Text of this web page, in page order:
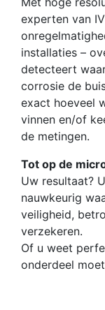
experten van
installaties –
detecteert
corrosie de
exact hoeveel
vinnen en/of
de metingen.
Tot op de
Uw resultaat?
nauwkeurig
veiligheid,
verzekeren.
Of u weet
onderdeel